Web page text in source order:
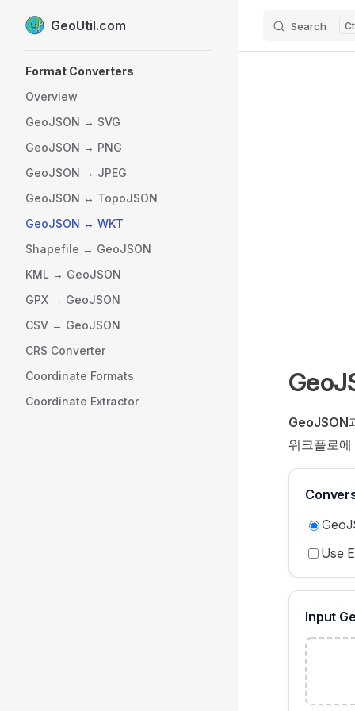
Skip to content
GeoUtil.com Search
Format Converters
Overview
GeoJSON → SVG
GeoJSON → PNG
GeoJSON → JPEG
GeoJSON ↔ TopoJSON
GeoJSON ↔ WKT
Shapefile → GeoJSON
KML → GeoJSON
GPX → GeoJSON
CSV → GeoJSON
CRS Converter
Coordinate Formats
Coordinate Extractor
GeoJSON
워크플로
Use
Input